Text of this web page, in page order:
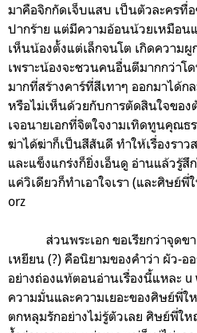
มาคือจิกกัดเจ็บแสบ เป็นตัวละคร
ปากร้าย แต่มีความอ้อนน้วยเหมือนแ
เห็นน้องตั้งแต่เล็กจนโต เกิดความ
เพราะน้องจะชวนคนอื่นตีมากกว่าโ
มากที่สร้างคาร์ที่สีเทาๆ ออกมาได้ก
หรือไม่เห็นด้วยกับการตัดสินใจของ
เจอนายเอกที่จิตใจงามเทิดทูนคุณธ
ฆ่าได้ฆ่าก็เป็นสีสันดี ทำให้เรื่องราว
และแข็งแกร่งก็ยิ่งเอ็นดู อ่านแล้วรู้สึ
แค่วิเดียวก็ทำเอาใจเรา (และศิษย์
orz
ส่วนพระเอก ขอเรียกว่าจุดขาย
เหยียน (?) คือนิยามของคำว่า ผัว-อ
อย่างถ่องแท้ตอนอ่านเรื่องนี้แหละ
ความมั่นและความเยอะของศิษย์พี่
ตกหลุมรักอย่างไม่รู้ตัวเลย ศิษย์พี่ใ